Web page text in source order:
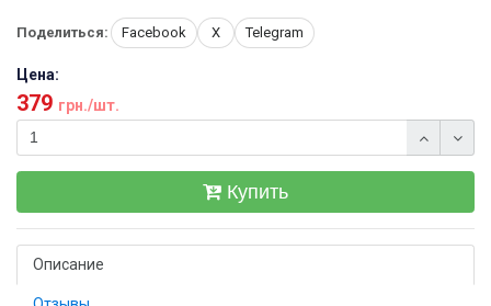
Поделиться: Facebook X Telegram
Цена:
379 грн./шт.
Купить
Описание